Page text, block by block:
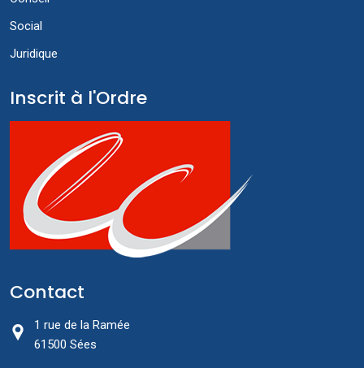
Social
Juridique
Inscrit à l'Ordre
Contact
1 rue de la Ramée
61500 Sées